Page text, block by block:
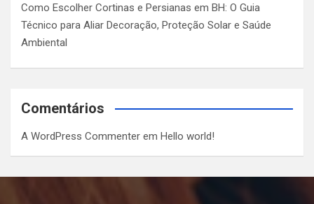
Como Escolher Cortinas e Persianas em BH: O Guia
Técnico para Aliar Decoração, Proteção Solar e Saúde
Ambiental
Comentários
A WordPress Commenter em Hello world!